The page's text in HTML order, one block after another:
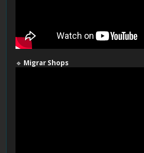
🔹 Migrar Shops